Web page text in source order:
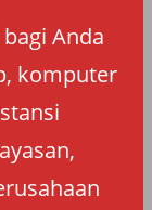
Anda
komputer